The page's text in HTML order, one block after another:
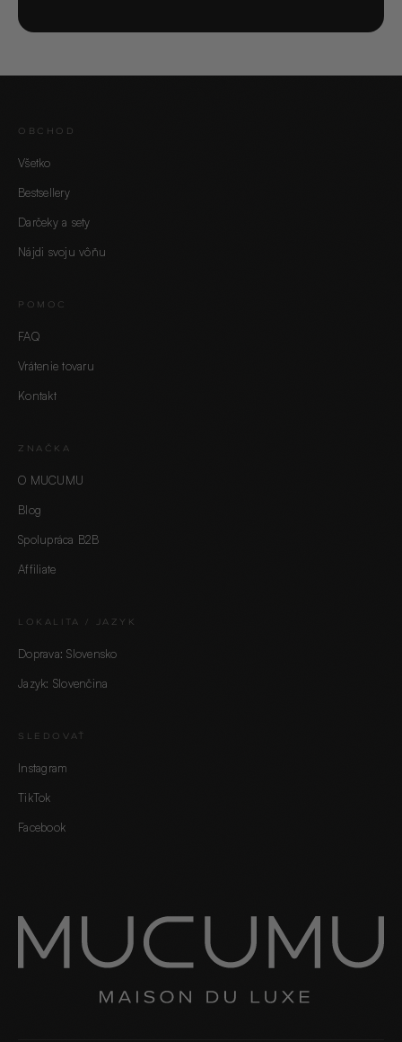
OBCHOD
Všetko
Bestsellery
Darčeky a sety
Nájdi svoju vôňu
POMOC
FAQ
Vrátenie tovaru
Kontakt
ZNAČKA
O MUCUMU
Blog
Spolupráca B2B
Affiliate
LOKALITA / JAZYK
Doprava: Slovensko
Jazyk: Slovenčina
SLEDOVAŤ
Instagram
TikTok
Facebook